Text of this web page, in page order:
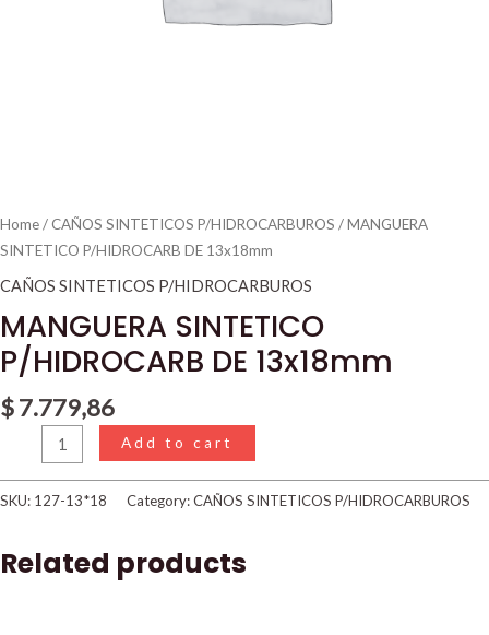
Home/ CAÑOS SINTETICOS P/HIDROCARBUROS / MANGUERA
SINTETICO P/HIDROCARB DE 13x18mm
CAÑOS SINTETICOS P/HIDROCARBUROS
MANGUERA SINTETICO
P/HIDROCARB DE 13x18mm
$7.779,86
Add to cart
SKU: 127-13*18 Category:CAÑOS SINTETICOS P/HIDROCARBUROS
Related products